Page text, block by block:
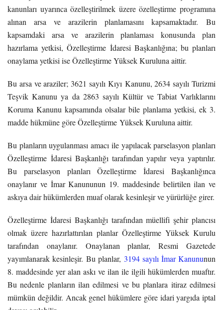
kanunları uyarınca özelleştirilmek üzere özelleştirme programına
alınan arsa ve arazilerin planlamasını kapsamaktadır. Bu
kapsamdaki arsa ve arazilerin planlaması konusunda plan
hazırlama yetkisi, Özelleştirme İdaresi Başkanlığına; bu planları
onaylama yetkisi ise Özelleştirme Yüksek Kuruluna aittir.
Bu arsa ve araziler; 3621 sayılı Kıyı Kanunu, 2634 sayılı Turizmi
Teşvik Kanunu ya da 2863 sayılı Kültür ve Tabiat Varlıklarını
Koruma Kanunu kapsamında olsalar bile planlama yetkisi, ek 3.
madde hükmüne göre Özelleştirme Yüksek Kuruluna aittir.
Bu planların uygulanması amacı ile yapılacak parselasyon planları
Özelleştirme İdaresi Başkanlığı tarafından yapılır veya yaptırılır.
Bu parselasyon planları Özelleştirme İdaresi Başkanlığınca
onaylanır ve İmar Kanununun 19. maddesinde belirtilen ilan ve
askıya dair hükümlerden muaf olarak kesinleşir ve yürürlüğe girer.
Özelleştirme İdaresi Başkanlığı tarafından müellifi şehir plancısı
olmak üzere hazırlattırılan planlar Özelleştirme Yüksek Kurulu
tarafından onaylanır. Onaylanan planlar, Resmi Gazetede
yayımlanarak kesinleşir.Bu planlar, 3194 sayılı İmar Kanununun
8. maddesinde yer alan askı ve ilan ile ilgili hükümlerden muaftır.
Bu nedenle planların ilan edilmesi ve bu planlara itiraz edilmesi
mümkün değildir. Ancak genel hükümlere göre idari yargıda iptal